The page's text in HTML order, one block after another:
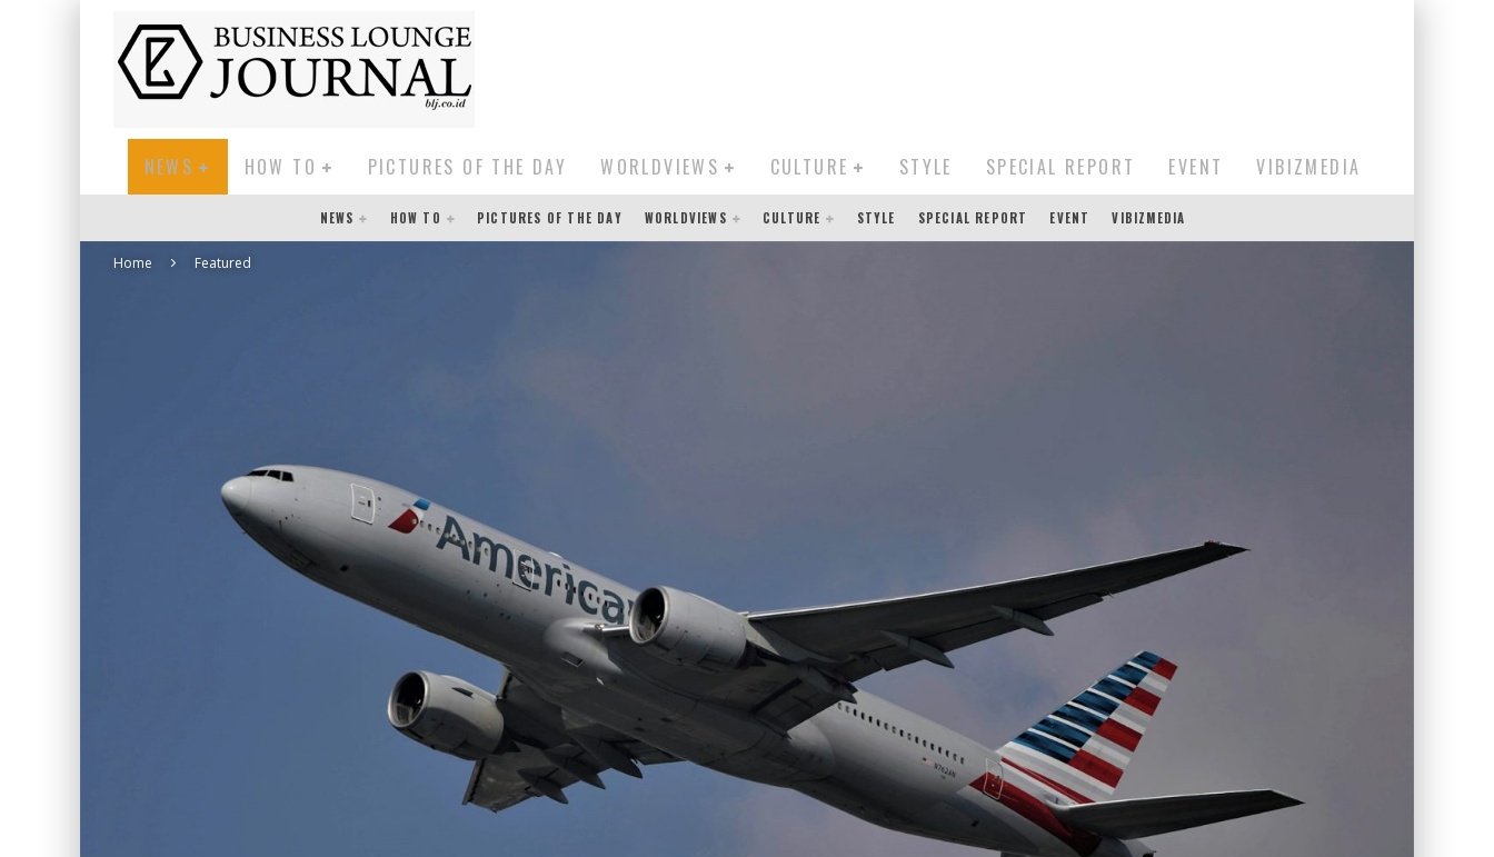
NEWS HOW TO PICTURES OF THE DAY WORLDVIEWS CULTURE STYLE SPECIAL REPORT EVENT VIBIZMEDIA
NEWS HOW TO PICTURES OF THE DAY WORLDVIEWS CULTURE STYLE SPECIAL REPORT EVENT VIBIZMEDIA
Home Featured